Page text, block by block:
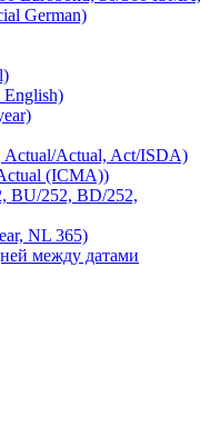
30-360 U.S. Municipal)
30/360SIA)
Eurobond, 30/360 ISMA,
German)
English)
Actual, Act/ISDA)
(ICMA))
между датами